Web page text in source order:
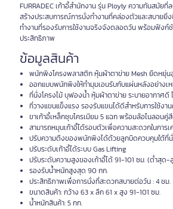
FURRADEC เก้าอี้สำนักงาน รุ่น Ployly ความทันสมั
สร้างประสบการณ์การนั่งทำงานที่คล่องตัวและสบายยิ่
ทำงานที่รองรับการใช้งานจริงจังตลอดวัน พร้อมฟังก์
ประสิทธิภาพ
ข้อมูลสินค้า
พนักพิงโครงพลาสติก หุ้มผ้าตาข่าย Mesh ยืดหยุ่น
ออกแบบพนักพิงให้ทำมุมเอนรับกับแผ่นหลังอย่างเห
ที่นั่งโครงไม้ บุฟองน้ำ หุ้มผ้าตาข่าย ระบายอากาศดี
ที่วางแขนแข็งแรง รองรับแขนได้ดีสำหรับการใช้งา
ขาเก้าอี้เหล็กชุบโครเมียม 5 แฉก พร้อมล้อไนลอนคู่
สามารถหมุนเก้าอี้ได้รอบตัวเพื่อความสะดวกในการเ
ปรับความตึงของพนักพิงได้ด้วยลูกบิดควบคุมใต้ที่
ปรับระดับเก้าอี้ได้ระบบ Gas Lifting
ปรับระดับความสูงของเก้าอี้ได้ 91-101 ซม. (ต่ำสุด
รองรับน้ำหนักสูงสุด 90 กก.
ประสิทธิภาพเพื่อการนั่งที่สะดวกสบายต่อวัน : 4 ชม.
ขนาดสินค้า: กว้าง 63 x ลึก 61 x สูง 91-101 ซม.
น้ำหนักสินค้า: 5 กก.